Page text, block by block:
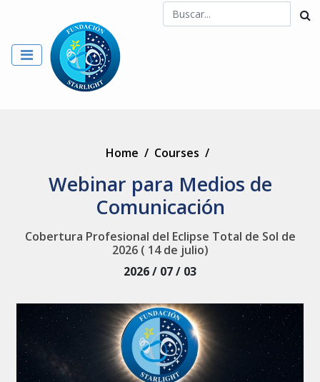
Home / Courses /
Webinar para Medios de
Comunicación
Cobertura Profesional del Eclipse Total de Sol de
2026 ( 14 de julio)
2026 / 07 / 03